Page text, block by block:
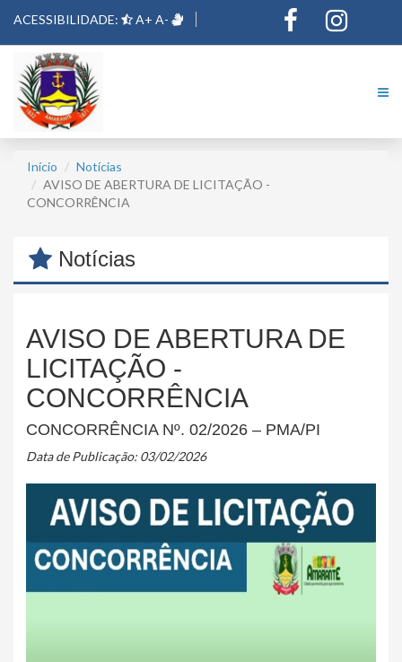
ACESSIBILIDADE: A+ A-
Início
Notícias
AVISO DE ABERTURA DE LICITAÇÃO -
CONCORRÊNCIA
Notícias
AVISO DE ABERTURA DE
LICITAÇÃO -
CONCORRÊNCIA
CONCORRÊNCIA Nº. 02/2026 – PMA/PI
Data de Publicação: 03/02/2026